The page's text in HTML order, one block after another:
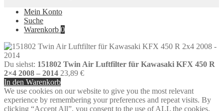
Mein Konto
Suche
Warenkorb 0
Du siehst: 151802 Twin Air Luftfilter für Kawasaki KFX 450 R
2×4 2008 – 2014 23,89 €
In den Warenkorb
We use cookies on our website to give you the most relevant
experience by remembering your preferences and repeat visits. By
clicking “Accept All”, you consent to the use of ALL the cookies.